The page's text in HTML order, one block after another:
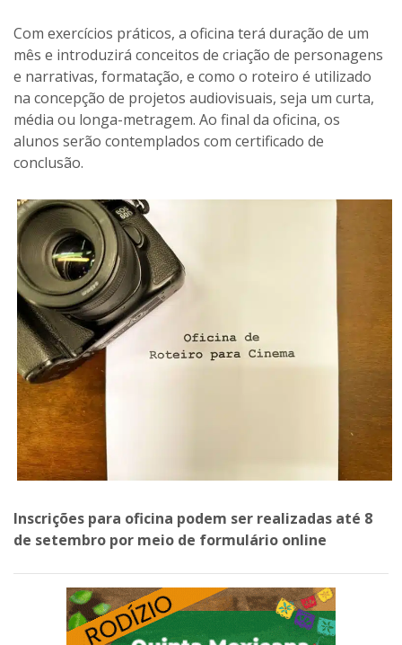
Com exercícios práticos, a oficina terá duração de um
mês e introduzirá conceitos de criação de personagens
e narrativas, formatação, e como o roteiro é utilizado
na concepção de projetos audiovisuais, seja um curta,
média ou longa-metragem. Ao final da oficina, os
alunos serão contemplados com certificado de
conclusão.
Inscrições para oficina podem ser realizadas até 8
de setembro por meio de formulário online